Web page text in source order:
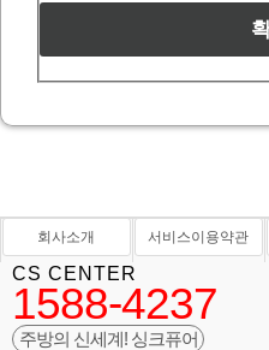
회사소개 서비스이용약관
CS CENTER
1588-4237
주방의 신세계! 싱크퓨어